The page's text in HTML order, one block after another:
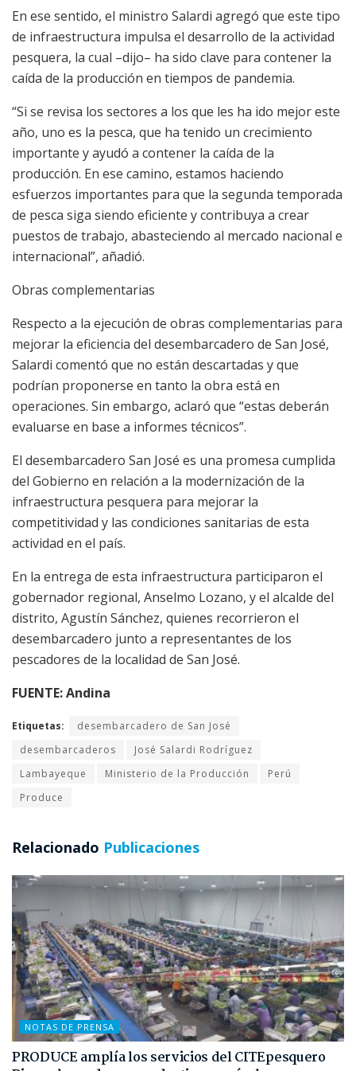
En ese sentido, el ministro Salardi agregó que este tipo
de infraestructura impulsa el desarrollo de la actividad
pesquera, la cual –dijo– ha sido clave para contener la
caída de la producción en tiempos de pandemia.
“Si se revisa los sectores a los que les ha ido mejor este
año, uno es la pesca, que ha tenido un crecimiento
importante y ayudó a contener la caída de la
producción. En ese camino, estamos haciendo
esfuerzos importantes para que la segunda temporada
de pesca siga siendo eficiente y contribuya a crear
puestos de trabajo, abasteciendo al mercado nacional e
internacional”, añadió.
Obras complementarias
Respecto a la ejecución de obras complementarias para
mejorar la eficiencia del desembarcadero de San José,
Salardi comentó que no están descartadas y que
podrían proponerse en tanto la obra está en
operaciones. Sin embargo, aclaró que “estas deberán
evaluarse en base a informes técnicos”.
El desembarcadero San José es una promesa cumplida
del Gobierno en relación a la modernización de la
infraestructura pesquera para mejorar la
competitividad y las condiciones sanitarias de esta
actividad en el país.
En la entrega de esta infraestructura participaron el
gobernador regional, Anselmo Lozano, y el alcalde del
distrito, Agustín Sánchez, quienes recorrieron el
desembarcadero junto a representantes de los
pescadores de la localidad de San José.
FUENTE: Andina
Etiquetas:
desembarcadero de San José
desembarcaderos
José Salardi Rodríguez
Lambayeque
Ministerio de la Producción
Perú
Produce
Relacionado Publicaciones
NOTAS DE PRENSA
PRODUCE amplía los servicios del CITEpesquero